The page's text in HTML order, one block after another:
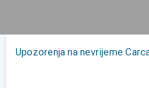
Upozorenja na nevrijeme